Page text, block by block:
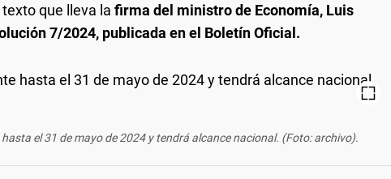
que lleva la firma del ministro de Economía, Luis
7/2024, publicada en el Boletín Oficial.
el 31 de mayo de 2024 y tendrá alcance nacional. (Foto: archivo).